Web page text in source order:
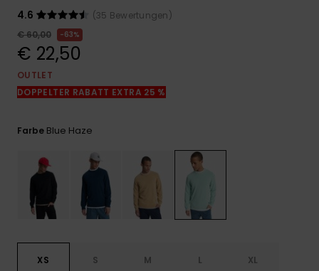
die häufigsten
Fragen sowie
ansehen
4.6
(35 Bewertungen)
€ 60,00
63%
€ 22,50
OUTLET
DOPPELTER RABATT EXTRA 25 %
Farbe Blue Haze
XS S M L XL